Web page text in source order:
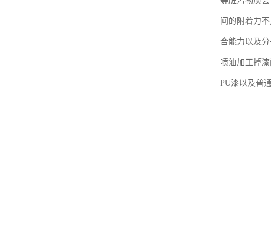
间的附着力
合能力以及
喷油加工掉
PU漆以及普